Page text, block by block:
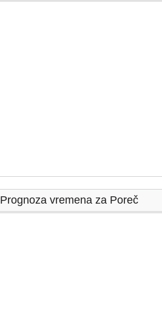
Prognoza vremena za Poreč